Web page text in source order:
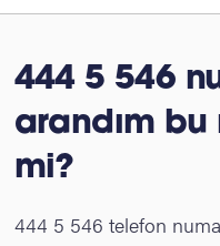
444 5 546
arandım bu
mi?
444 5 546 telefon